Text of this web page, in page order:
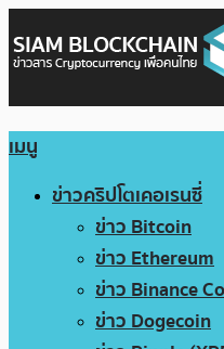
เมนู
ข่าวคริปโตเคอเรนซี่
ข่าว Bitcoin
ข่าว Ethereum
ข่าว Binance
ข่าว Dogecoin